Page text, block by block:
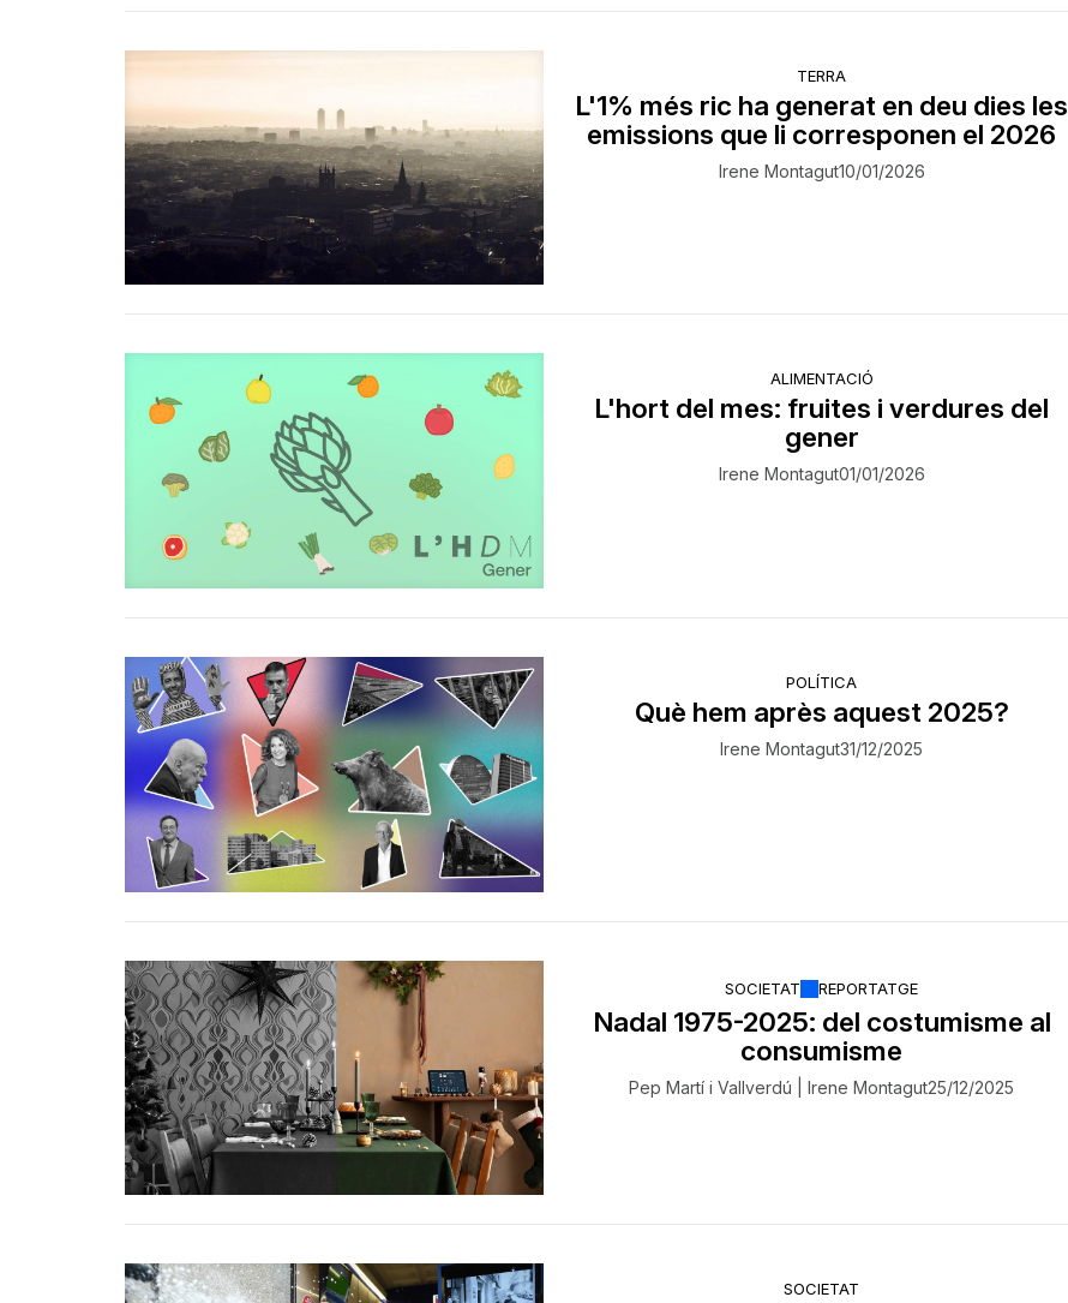
TERRA
L'1% més ric ha generat en deu dies les
emissions que li corresponen el 2026
Irene Montagut10/01/2026
ALIMENTACIÓ
L'hort del mes: fruites i verdures del
gener
Irene Montagut01/01/2026
POLÍTICA
Què hem après aquest 2025?
Irene Montagut31/12/2025
SOCIETAT REPORTATGE
Nadal 1975-2025: del costumisme al
consumisme
Pep Martí i Vallverdú | Irene Montagut25/12/2025
SOCIETAT